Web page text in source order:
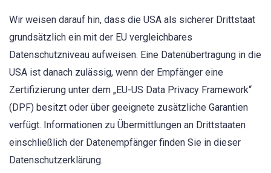
Wir weisen darauf hin, dass die USA als sicherer Drittstaat
grundsätzlich ein mit der EU vergleichbares
Datenschutzniveau aufweisen. Eine Datenübertragung in die
USA ist danach zulässig, wenn der Empfänger eine
Zertifizierung unter dem „EU-US Data Privacy Framework“
(DPF) besitzt oder über geeignete zusätzliche Garantien
verfügt. Informationen zu Übermittlungen an Drittstaaten
einschließlich der Datenempfänger finden Sie in dieser
Datenschutzerklärung.